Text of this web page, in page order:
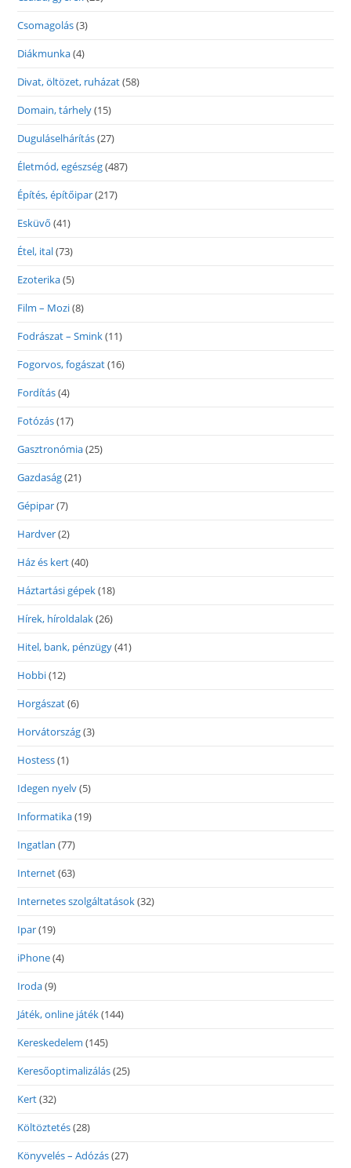
Csomagolás(3)
Diákmunka(4)
Divat, öltözet, ruházat(58)
Domain, tárhely(15)
Duguláselhárítás(27)
Életmód, egészség(487)
Építés, építőipar(217)
Esküvő (41)
Étel, ital(73)
Ezoterika(5)
Film – Mozi(8)
Fodrászat – Smink(11)
Fogorvos, fogászat(16)
Fordítás(4)
Fotózás(17)
Gasztronómia(25)
Gazdaság(21)
Gépipar(7)
Hardver(2)
Ház és kert(40)
Háztartási gépek(18)
Hírek, híroldalak(26)
Hitel, bank, pénzügy(41)
Hobbi(12)
Horgászat(6)
Horvátország(3)
Hostess(1)
Idegen nyelv(5)
Informatika(19)
Ingatlan (77)
Internet(63)
Internetes szolgáltatások(32)
Ipar(19)
iPhone(4)
Iroda(9)
Játék, online játék(144)
Kereskedelem (145)
Keresőoptimalizálás(25)
Kert(32)
Költöztetés(28)
Könyvelés – Adózás(27)